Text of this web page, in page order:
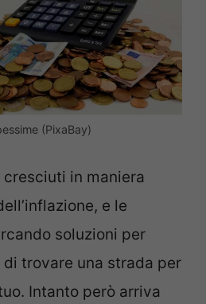
(PixaBay)
cresciuti in maniera
e le
soluzioni per
trovare una strada per
Intanto però arriva